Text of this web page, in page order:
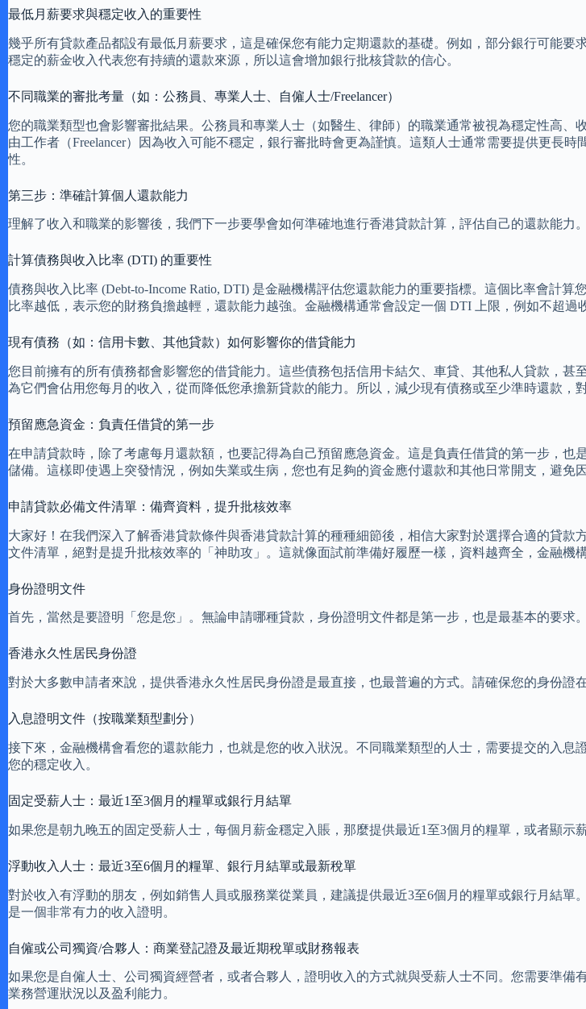
最低月薪要求與穩定收入的重要性
幾乎所有貸款產品都設有最低月薪要求，這是確保您有能力定期還款的基礎。例如，部分銀行可能要
穩定的薪金收入代表您有持續的還款來源，所以這會增加銀行批核貸款的信心。
不同職業的審批考量（如：公務員、專業人士、自僱人士/Freelancer）
您的職業類型也會影響審批結果。公務員和專業人士（如醫生、律師）的職業通常被視為穩定性高
由工作者（Freelancer）因為收入可能不穩定，銀行審批時會更為謹慎。這類人士通常需要提供更長
性。
第三步：準確計算個人還款能力
理解了收入和職業的影響後，我們下一步要學會如何準確地進行香港貸款計算，評估自己的還款能力
計算債務與收入比率 (DTI) 的重要性
債務與收入比率 (Debt-to-Income Ratio, DTI) 是金融機構評估您還款能力的重要指標。這個比率會計
比率越低，表示您的財務負擔越輕，還款能力越強。金融機構通常會設定一個 DTI 上限，例如不超過
現有債務（如：信用卡數、其他貸款）如何影響你的借貸能力
您目前擁有的所有債務都會影響您的借貸能力。這些債務包括信用卡結欠、車貸、其他私人貸款，
為它們會佔用您每月的收入，從而降低您承擔新貸款的能力。所以，減少現有債務或至少準時還款，
預留應急資金：負責任借貸的第一步
在申請貸款時，除了考慮每月還款額，也要記得為自己預留應急資金。這是負責任借貸的第一步，
儲備。這樣即使遇上突發情況，例如失業或生病，您也有足夠的資金應付還款和其他日常開支，避免
申請貸款必備文件清單：備齊資料，提升批核效率
大家好！在我們深入了解香港貸款條件與香港貸款計算的種種細節後，相信大家對於選擇合適的貸
文件清單，絕對是提升批核效率的「神助攻」。這就像面試前準備好履歷一樣，資料越齊全，金融機
身份證明文件
首先，當然是要證明「您是您」。無論申請哪種貸款，身份證明文件都是第一步，也是最基本的要求
香港永久性居民身份證
對於大多數申請者來說，提供香港永久性居民身份證是最直接，也最普遍的方式。請確保您的身份證
入息證明文件（按職業類型劃分）
接下來，金融機構會看您的還款能力，也就是您的收入狀況。不同職業類型的人士，需要提交的入
您的穩定收入。
固定受薪人士：最近1至3個月的糧單或銀行月結單
如果您是朝九晚五的固定受薪人士，每個月薪金穩定入賬，那麼提供最近1至3個月的糧單，或者顯示
浮動收入人士：最近3至6個月的糧單、銀行月結單或最新稅單
對於收入有浮動的朋友，例如銷售人員或服務業從業員，建議提供最近3至6個月的糧單或銀行月結
是一個非常有力的收入證明。
自僱或公司獨資/合夥人：商業登記證及最近期稅單或財務報表
如果您是自僱人士、公司獨資經營者，或者合夥人，證明收入的方式就與受薪人士不同。您需要準
業務營運狀況以及盈利能力。